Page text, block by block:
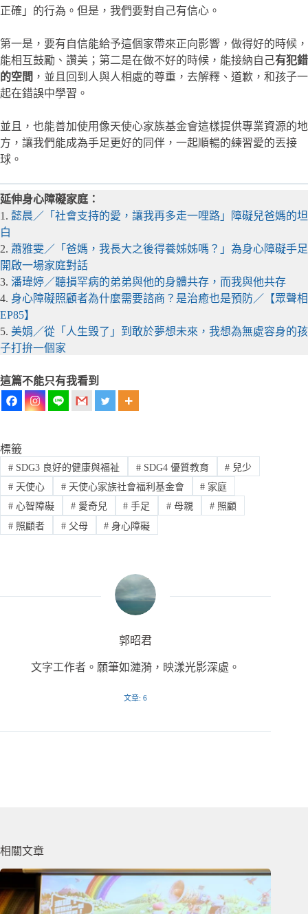
正確」的行為。但是，我們要對自己有信心。
第一是，要有自信能給予這個家帶來正向影響，做得好的時候，
能相互鼓勵、讚美；第二是在做不好的時候，能接納自己有犯錯
的空間 ，並且回到人與人相處的尊重，去解釋、道歉，和孩子一
起在錯誤中學習。
並且，也能善加使用像天使心家族基金會這樣提供專業資源的地
方，讓我們能成為手足更好的同伴，一起順暢的練習愛的丟接
球。
延伸身心障礙家庭：
1. 懿晨／「社會支持的愛，讓我再多走一哩路」障礙兒爸媽的坦
白
2. 蕭雅雯／「爸媽，我長大之後得養姊姊嗎？」為身心障礙手足
開啟一場家庭對話
3. 潘瑋婷／聽損罕病的弟弟與他的身體共存，而我與他共存
4. 身心障礙照顧者為什麼需要諮商？是治癒也是預防／【眾聲相
EP85】
5. 美娟／從「人生毀了」到敢於夢想未來，我想為無處容身的孩
子打拚一個家
這篇不能只有我看到
標籤
#SDG3 良好的健康與福祉 #SDG4 優質教育 # 兒少
#天使心 #天使心家族社會福利基金會 # 家庭
#心智障礙 #愛奇兒 # 手足 # 母親 # 照顧
#照顧者 #父母 # 身心障礙
郭昭君
文字工作者。願筆如漣漪，映漾光影深處。
文章: 6
相關文章